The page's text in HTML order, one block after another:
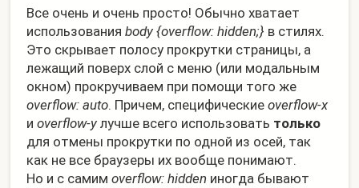
Все очень и очень просто! Обычно хватает
использованияbody {overflow: hidden;} в стилях.
Это скрывает полосу прокрутки страницы, а
лежащий поверх слой с меню (или модальным
окном) прокручиваем при помощи того же
overflow: auto. Причем, специфическиеoverflow-x
иoverflow-y лучше всего использовать только
для отмены прокрутки по одной из осей, так
как не все браузеры их вообще понимают.
Но и с самимoverflow: hidden иногда бывают